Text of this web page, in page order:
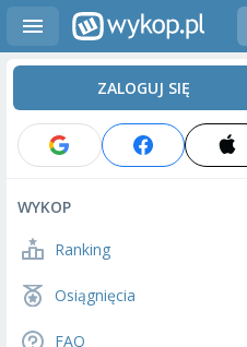
ZALOGUJ SIĘ
WYKOP
Ranking
Osiągnięcia
FAQ